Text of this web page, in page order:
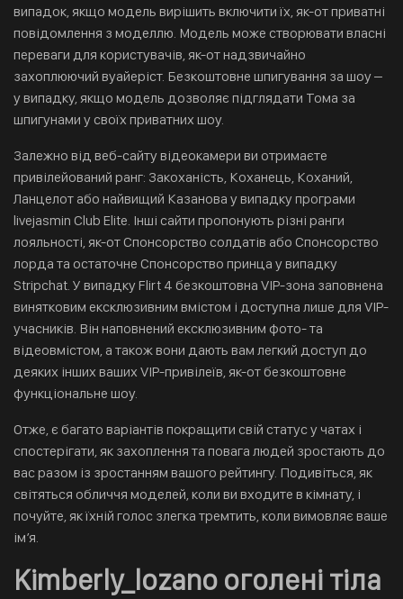
випадок, якщо модель вирішить включити їх, як-от приватні
повідомлення з моделлю. Модель може створювати власні
переваги для користувачів, як-от надзвичайно
захоплюючий вуайеріст. Безкоштовне шпигування за шоу –
у випадку, якщо модель дозволяє підглядати Тома за
шпигунами у своїх приватних шоу.
Залежно від веб-сайту відеокамери ви отримаєте
привілейований ранг: Закоханість, Коханець, Коханий,
Ланцелот або найвищий Казанова у випадку програми
livejasmin Club Elite. Інші сайти пропонують різні ранги
лояльності, як-от Спонсорство солдатів або Спонсорство
лорда та остаточне Спонсорство принца у випадку
Stripchat. У випадку Flirt 4 безкоштовна VIP-зона заповнена
винятковим ексклюзивним вмістом і доступна лише для VIP-
учасників. Він наповнений ексклюзивним фото- та
відеовмістом, а також вони дають вам легкий доступ до
деяких інших ваших VIP-привілеїв, як-от безкоштовне
функціональне шоу.
Отже, є багато варіантів покращити свій статус у чатах і
спостерігати, як захоплення та повага людей зростають до
вас разом із зростанням вашого рейтингу. Подивіться, як
світяться обличчя моделей, коли ви входите в кімнату, і
почуйте, як їхній голос злегка тремтить, коли вимовляє ваше
ім’я.
Kimberly_lozano оголені тіла